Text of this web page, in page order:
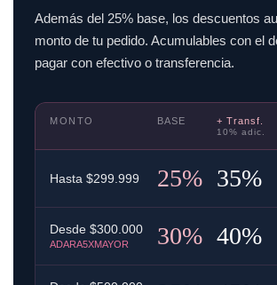
Además del 25% base, los descuentos
monto de tu pedido. Acumulables con el
pagar con efectivo o transferencia.
MONTO BASE + Transf.
10% adic.
Hasta $299.999 25% 35%
Desde $300.000
ADARA5XMAYOR 30% 40%